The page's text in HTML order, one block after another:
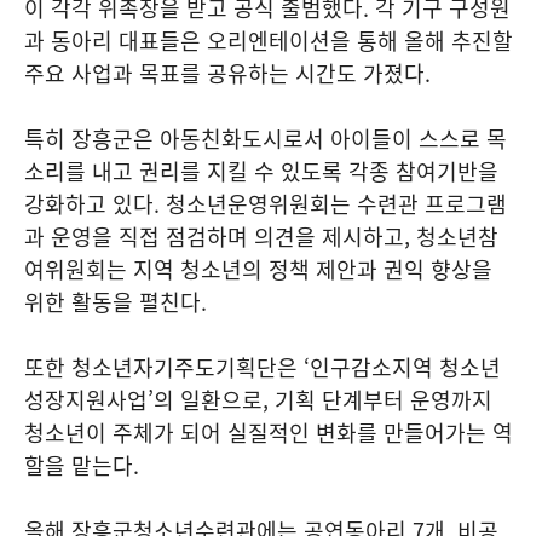
이 각각 위촉장을 받고 공식 출범했다. 각 기구 구성원
과 동아리 대표들은 오리엔테이션을 통해 올해 추진할
주요 사업과 목표를 공유하는 시간도 가졌다.
특히 장흥군은 아동친화도시로서 아이들이 스스로 목
소리를 내고 권리를 지킬 수 있도록 각종 참여기반을
강화하고 있다. 청소년운영위원회는 수련관 프로그램
과 운영을 직접 점검하며 의견을 제시하고, 청소년참
여위원회는 지역 청소년의 정책 제안과 권익 향상을
위한 활동을 펼친다.
또한 청소년자기주도기획단은 ‘인구감소지역 청소년
성장지원사업’의 일환으로, 기획 단계부터 운영까지
청소년이 주체가 되어 실질적인 변화를 만들어가는 역
할을 맡는다.